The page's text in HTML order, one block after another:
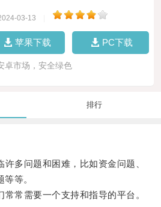
03-13
苹果下载 PC下载
卓市场，安全绿色
排行
多问题和困难，比如资金问题、
等。
常需要一个支持和指导的平台。